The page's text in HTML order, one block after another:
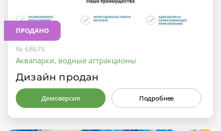
ПРОДАНО
№ 68676
Аквапарки, водные аттракционы
Дизайн продан
Демоверсия Подробнее